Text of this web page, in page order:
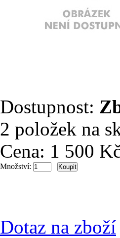
Dostupnost:
2 položek na
Cena: 1 500
Množství:
Dotaz na zboží